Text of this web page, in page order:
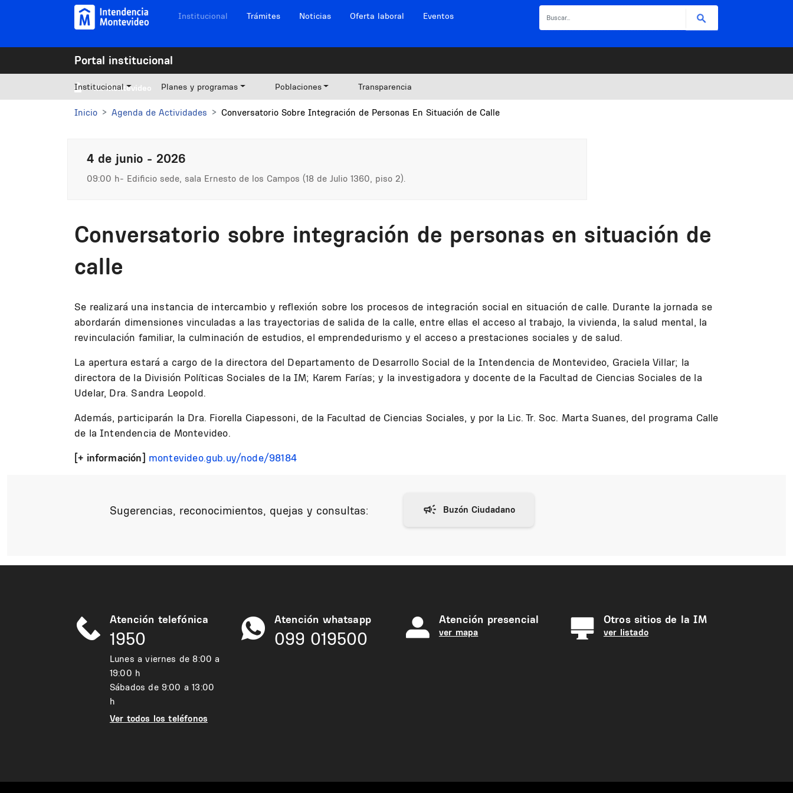
Pasar al contenido principal Navegación sitios
Institucional Trámites Noticias Oferta laboral Eventos
Portal institucional
Mi Montevideo
Institucional Planes y programas Poblaciones Transparencia
Inicio Agenda de Actividades Conversatorio Sobre Integración de Personas En Situación de Calle
4 de junio - 2026
09:00 h Edificio sede, sala Ernesto de los Campos (18 de Julio 1360, piso 2).
Conversatorio sobre integración de personas en situación de
calle
Se realizará una instancia de intercambio y reflexión sobre los procesos de integración social en situación de calle. Durante la jornada se
abordarán dimensiones vinculadas a las trayectorias de salida de la calle, entre ellas el acceso al trabajo, la vivienda, la salud mental, la
revinculación familiar, la culminación de estudios, el emprendedurismo y el acceso a prestaciones sociales y de salud.
La apertura estará a cargo de la directora del Departamento de Desarrollo Social de la Intendencia de Montevideo, Graciela Villar; la
directora de la División Políticas Sociales de la IM; Karem Farías; y la investigadora y docente de la Facultad de Ciencias Sociales de la
Udelar, Dra. Sandra Leopold.
Además, participarán la Dra. Fiorella Ciapessoni, de la Facultad de Ciencias Sociales, y por la Lic. Tr. Soc. Marta Suanes, del programa Calle
de la Intendencia de Montevideo.
[+ información] montevideo.gub.uy/node/98184
Sugerencias, reconocimientos, quejas y consultas:
Atención telefónica
1950
Lunes a viernes de 8:00 a
19:00 h
Sábados de 9:00 a 13:00
h
Ver todos los teléfonos
Atención whatsapp
099 019500
Atención presencial
ver mapa
Otros sitios de la IM
ver listado